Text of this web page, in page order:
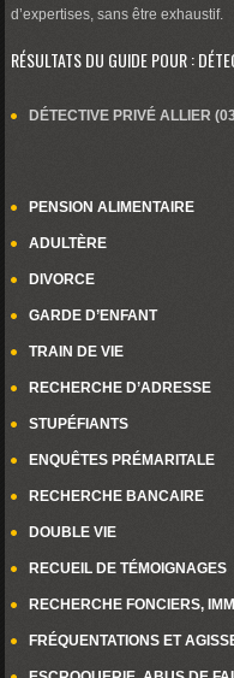
d’expertises, sans être exhaustif.
RÉSULTATS DU GUIDE POUR :
DÉTECTIVE PRIVÉ ALLIER
PENSION ALIMENTAIRE
ADULTÈRE
DIVORCE
GARDE D’ENFANT
TRAIN DE VIE
RECHERCHE D’ADRESSE
STUPÉFIANTS
ENQUÊTES PRÉMARITALE
RECHERCHE BANCAIRE
DOUBLE VIE
RECUEIL DE TÉMOIGNAGES
RECHERCHE FONCIERS,
FRÉQUENTATIONS ET